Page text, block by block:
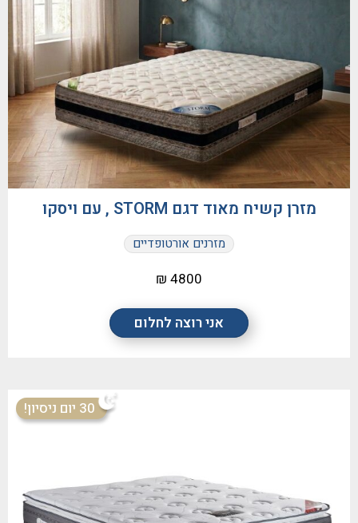
אני רוצה לחלום
מזרן קשיח מאוד דגם STORM , עם ויסקו
מזרנים אורטופדיים
4800 ₪
30 יום ניסיון!